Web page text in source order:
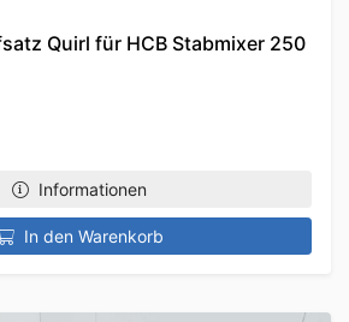
Quirl für HCB Stabmixer 250
Informationen
In den Warenkorb